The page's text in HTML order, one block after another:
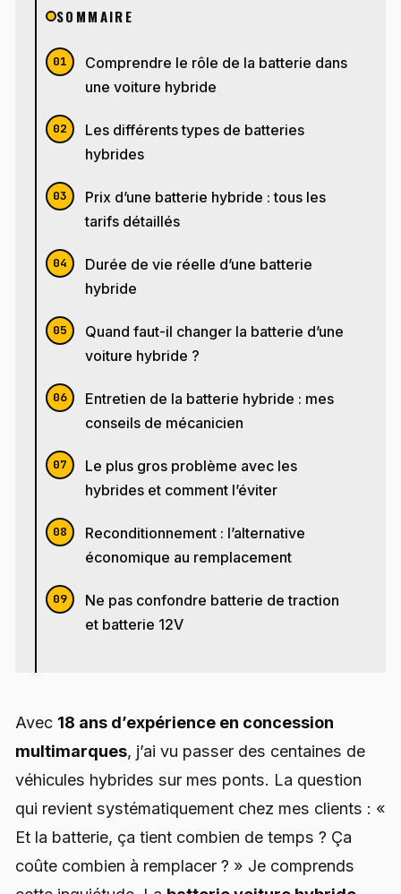
SOMMAIRE
Comprendre le rôle de la batterie dans
une voiture hybride
Les différents types de batteries
hybrides
Prix d’une batterie hybride : tous les
tarifs détaillés
Durée de vie réelle d’une batterie
hybride
Quand faut-il changer la batterie d’une
voiture hybride ?
Entretien de la batterie hybride : mes
conseils de mécanicien
Le plus gros problème avec les
hybrides et comment l’éviter
Reconditionnement : l’alternative
économique au remplacement
Ne pas confondre batterie de traction
et batterie 12V
Avec 18 ans d’expérience en concession
multimarques, j’ai vu passer des centaines de
véhicules hybrides sur mes ponts. La question
qui revient systématiquement chez mes clients : «
Et la batterie, ça tient combien de temps ? Ça
coûte combien à remplacer ? » Je comprends